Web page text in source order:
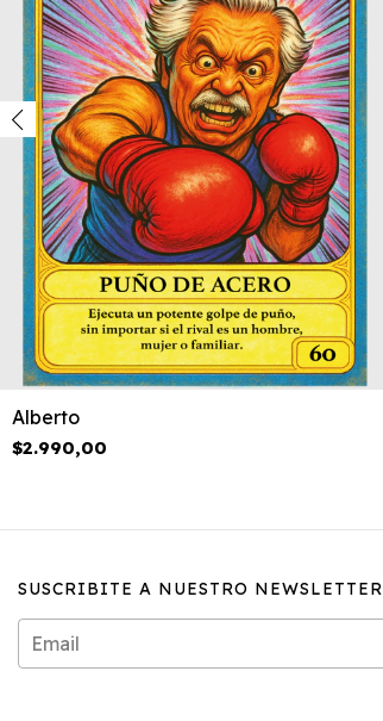
Alberto
$2.990,00
SUSCRIBITE A NUESTRO NEWSLETTER